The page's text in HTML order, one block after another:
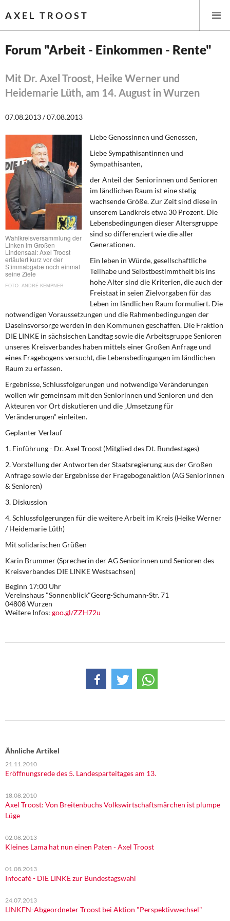
AXEL TROOST
Themen
Leitlinien linker Wirtschafts- und Finanzpolitik
Wirtschaftspolitik
Steuer- und Finanzpolitik
Öffentliche Infrastruktur und Daseinsvorsorge
Eurokrise und Griechenland
DIE LINKE
Weitere Themen
Memo-Gruppe
Institut Solidarische Moderne
Rosa-Luxemburg-Stiftung
Über mich
Kontakt
Forum "Arbeit - Einkommen - Rente"
Mit Dr. Axel Troost, Heike Werner und
Heidemarie Lüth, am 14. August in Wurzen
07.08.2013 / 07.08.2013
Wahlkreisversammlung der
Linken im Großen
Lindensaal: Axel Troost
erläutert kurz vor der
Stimmabgabe noch einmal
seine Ziele
ANDRÉ KEMPNER
Liebe Genossinnen und Genossen,
Liebe Sympathisantinnen und
Sympathisanten,
der Anteil der Seniorinnen und Senioren
im ländlichen Raum ist eine stetig
wachsende Größe. Zur Zeit sind diese in
unserem Landkreis etwa 30 Prozent. Die
Lebensbedingungen dieser Altersgruppe
sind so differenziert wie die aller
Generationen.
Ein leben in Würde, gesellschaftliche
Teilhabe und Selbstbestimmtheit bis ins
hohe Alter sind die Kriterien, die auch der
Freistaat in seien Zielvorgaben für das
Leben im ländlichen Raum formuliert. Die
notwendigen Voraussetzungen und die Rahmenbedingungen der
Daseinsvorsorge werden in den Kommunen geschaffen. Die Fraktion
DIE LINKE in sächsischen Landtag sowie die Arbeitsgruppe Senioren
unseres Kreisverbandes haben mittels einer Großen Anfrage und
eines Fragebogens versucht, die Lebensbedingungen im ländlichen
Raum zu erfassen.
Ergebnisse, Schlussfolgerungen und notwendige Veränderungen
wollen wir gemeinsam mit den Seniorinnen und Senioren und den
Akteuren vor Ort diskutieren und die „Umsetzung für
Veränderungen“ einleiten.
Geplanter Verlauf
1. Einführung - Dr. Axel Troost (Mitglied des Dt. Bundestages)
2. Vorstellung der Antworten der Staatsregierung aus der Großen
Anfrage sowie der Ergebnisse der Fragebogenaktion (AG Seniorinnen
& Senioren)
3. Diskussion
4. Schlussfolgerungen für die weitere Arbeit im Kreis (Heike Werner
/ Heidemarie Lüth)
Mit solidarischen Grüßen
Karin Brummer (Sprecherin der AG Seniorinnen und Senioren des
Kreisverbandes DIE LINKE Westsachsen)
Beginn 17:00 Uhr
Vereinshaus "Sonnenblick"Georg-Schumann-Str. 71
04808 Wurzen
Weitere Infos: goo.gl/ZZH72u
Ähnliche Artikel
21.11.2010
Eröffnungsrede des 5. Landesparteitages am 13.
18.08.2010
Axel Troost: Von Breitenbuchs Volkswirtschaftsmärchen ist plumpe
Lüge
02.08.2013
Kleines Lama hat nun einen Paten - Axel Troost
01.08.2013
Infocafé - DIE LINKE zur Bundestagswahl
24.07.2013
LINKEN-Abgeordneter Troost bei Aktion "Perspektivwechsel"